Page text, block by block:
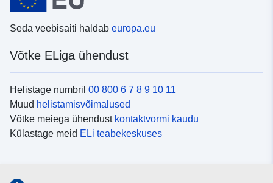
Seda veebisaiti haldab europa.eu
Võtke ELiga ühendust
Helistage numbril 00 800 6 7 8 9 10 11
Muud helistamisvõimalused
Võtke meiega ühendust kontaktvormi kaudu
Külastage meid ELi teabekeskuses